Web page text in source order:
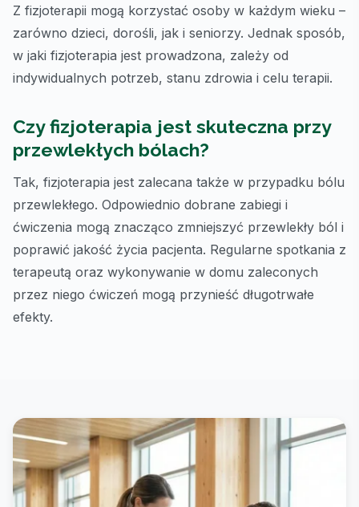
Z fizjoterapii mogą korzystać osoby w każdym wieku –
zarówno dzieci, dorośli, jak i seniorzy. Jednak sposób,
w jaki fizjoterapia jest prowadzona, zależy od
indywidualnych potrzeb, stanu zdrowia i celu terapii.
Czy fizjoterapia jest skuteczna przy
przewlekłych bólach?
Tak, fizjoterapia jest zalecana także w przypadku bólu
przewlekłego. Odpowiednio dobrane zabiegi i
ćwiczenia mogą znacząco zmniejszyć przewlekły ból i
poprawić jakość życia pacjenta. Regularne spotkania z
terapeutą oraz wykonywanie w domu zaleconych
przez niego ćwiczeń mogą przynieść długotrwałe
efekty.